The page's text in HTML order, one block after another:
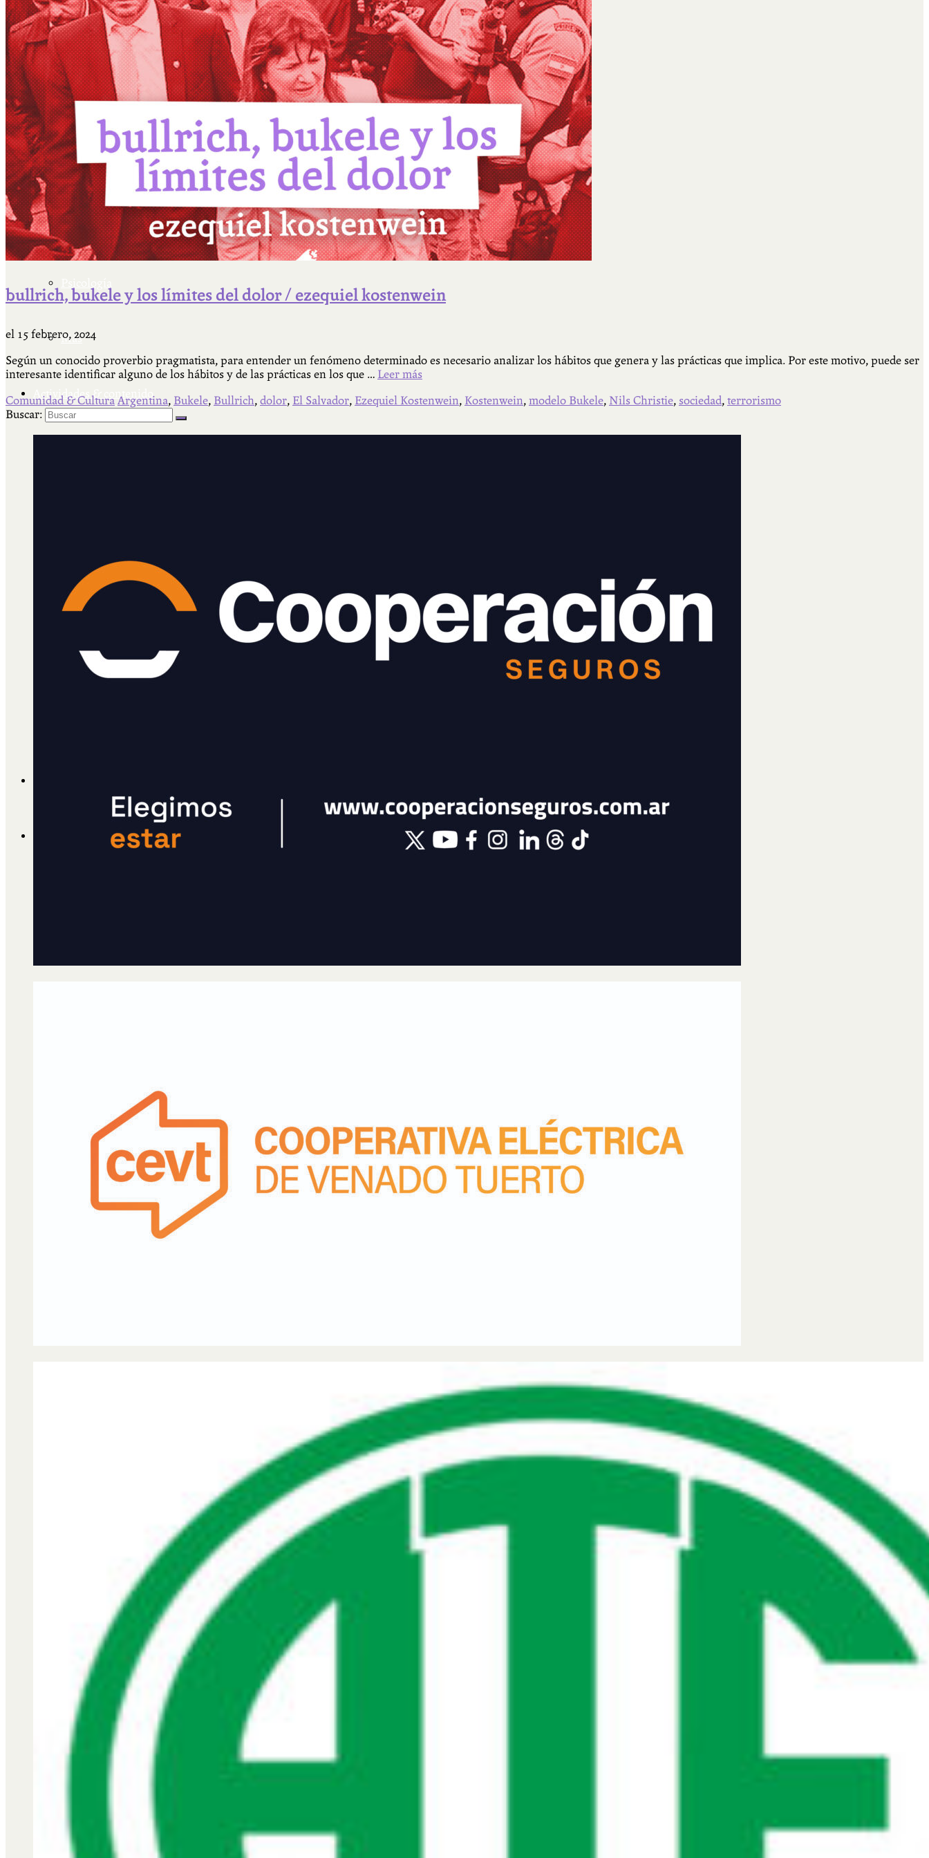
Escriben & participan
Actualidad y sociedad
Educación
Literatura
Filosofía
Más
Actividades & contenido
Feria del Libro Venado Tuerto 2022-2025
Facultad Libre Venado Tuerto 1990-1994
Cátedra Bailable 2018
bullrich, bukele y los límites del dolor / ezequiel kostenwein
el 15 febrero, 2024
Según un conocido proverbio pragmatista, para entender un fenómeno determinado es necesario analizar los hábitos que genera y las prácticas que implica. Por este motivo, puede ser
interesante identificar alguno de los hábitos y de las prácticas en los que … Leer más
Comunidad & Cultura Argentina, Bukele, Bullrich, dolor, El Salvador, Ezequiel Kostenwein, Kostenwein, modelo Bukele, Nils Christie, sociedad, terrorismo
Buscar: